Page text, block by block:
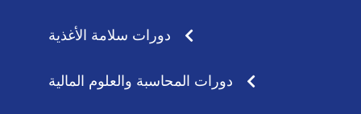
دورات سلامة الأغذية
دورات المحاسبة والعلوم المالية